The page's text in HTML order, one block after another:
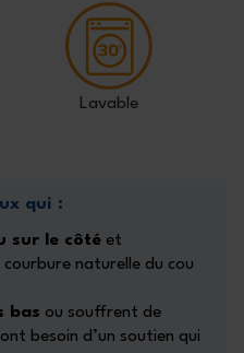
Lavable
qui :
sur le côté et
naturelle du cou
bas ou souffrent de
besoin d’un soutien qui